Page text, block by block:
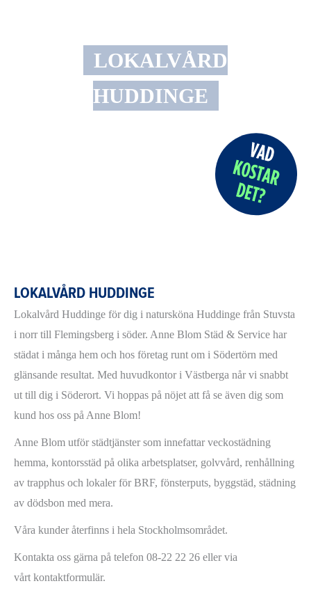
LOKALVÅRD
HUDDINGE
LOKALVÅRD HUDDINGE
Lokalvård Huddinge för dig i natursköna Huddinge från Stuvsta
i norr till Flemingsberg i söder. Anne Blom Städ & Service har
städat i många hem och hos företag runt om i Södertörn med
glänsande resultat. Med huvudkontor i Västberga når vi snabbt
ut till dig i Söderort. Vi hoppas på nöjet att få se även dig som
kund hos oss på Anne Blom!
Anne Blom utför städtjänster som innefattar veckostädning
hemma, kontorsstäd på olika arbetsplatser, golvvård, renhållning
av trapphus och lokaler för BRF, fönsterputs, byggstäd, städning
av dödsbon med mera.
Våra kunder återfinns i hela Stockholmsområdet.
Kontakta oss gärna på telefon 08-22 22 26 eller via
vårt kontaktformulär.